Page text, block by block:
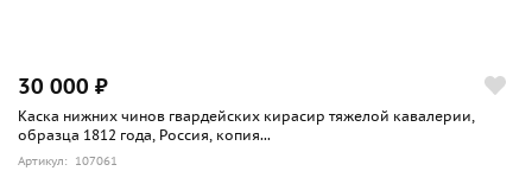
30 000 ₽
Каска нижних чинов гвардейских кирасир тяжелой кавалерии,
образца 1812 года, Россия, копия...
Артикул: 107061